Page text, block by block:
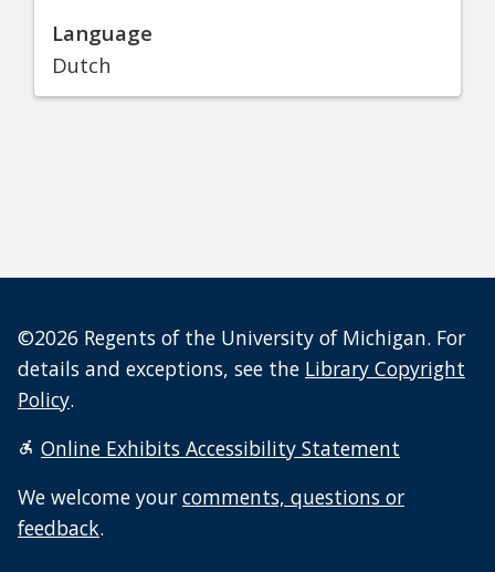
Language
Dutch
©2026 Regents of the University of Michigan. For
details and exceptions, see the Library Copyright
Policy.
Online Exhibits Accessibility Statement
We welcome your comments, questions or
feedback.